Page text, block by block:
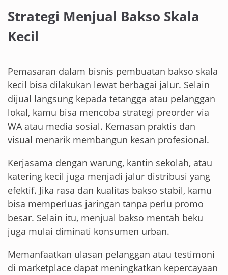
Strategi Menjual Bakso Skala
Kecil
Pemasaran dalam bisnis pembuatan bakso skala
kecil bisa dilakukan lewat berbagai jalur. Selain
dijual langsung kepada tetangga atau pelanggan
lokal, kamu bisa mencoba strategi preorder via
WA atau media sosial. Kemasan praktis dan
visual menarik membangun kesan profesional.
Kerjasama dengan warung, kantin sekolah, atau
katering kecil juga menjadi jalur distribusi yang
efektif. Jika rasa dan kualitas bakso stabil, kamu
bisa memperluas jaringan tanpa perlu promo
besar. Selain itu, menjual bakso mentah beku
juga mulai diminati konsumen urban.
Memanfaatkan ulasan pelanggan atau testimoni
di marketplace dapat meningkatkan kepercayaan